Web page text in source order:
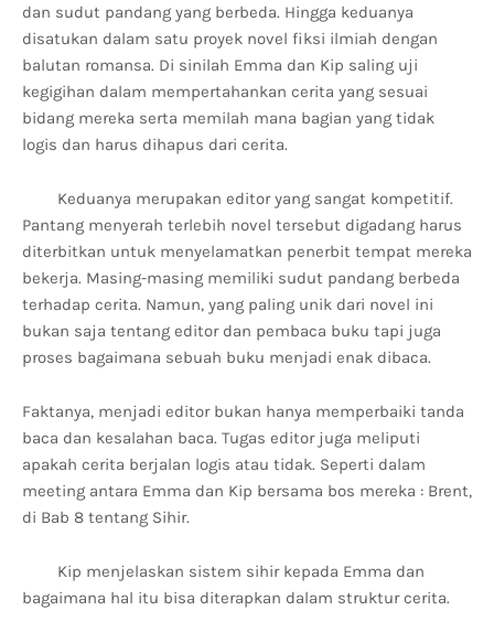
dan sudut pandang yang berbeda. Hingga keduanya
disatukan dalam satu proyek novel fiksi ilmiah dengan
balutan romansa. Di sinilah Emma dan Kip saling uji
kegigihan dalam mempertahankan cerita yang sesuai
bidang mereka serta memilah mana bagian yang tidak
logis dan harus dihapus dari cerita.
Keduanya merupakan editor yang sangat kompetitif.
Pantang menyerah terlebih novel tersebut digadang harus
diterbitkan untuk menyelamatkan penerbit tempat mereka
bekerja. Masing-masing memiliki sudut pandang berbeda
terhadap cerita. Namun, yang paling unik dari novel ini
bukan saja tentang editor dan pembaca buku tapi juga
proses bagaimana sebuah buku menjadi enak dibaca.
Faktanya, menjadi editor bukan hanya memperbaiki tanda
baca dan kesalahan baca. Tugas editor juga meliputi
apakah cerita berjalan logis atau tidak. Seperti dalam
meeting antara Emma dan Kip bersama bos mereka : Brent,
di Bab 8 tentang Sihir.
Kip menjelaskan sistem sihir kepada Emma dan
bagaimana hal itu bisa diterapkan dalam struktur cerita.